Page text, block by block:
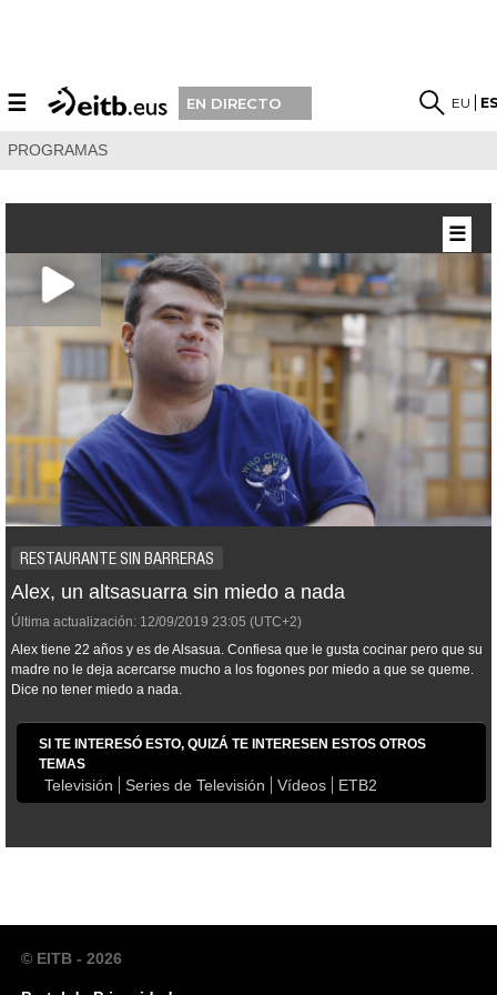
☰ EN DIRECTO EU
PROGRAMAS
RESTAURANTE SIN BARRERAS
Alex, un altsasuarra sin miedo a nada
Última actualización: 12/09/2019 23:05 (UTC+2)
Alex tiene 22 años y es de Alsasua. Confiesa que le gusta cocinar pero que su
madre no le deja acercarse mucho a los fogones por miedo a que se queme.
Dice no tener miedo a nada.
SI TE INTERESÓ ESTO, QUIZÁ TE INTERESEN ESTOS OTROS
TEMAS
Televisión Series de Televisión Vídeos ETB2
☰
© EITB - 2026